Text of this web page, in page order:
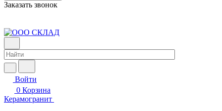
Заказать звонок
Войти
0 Корзина
Керамогранит